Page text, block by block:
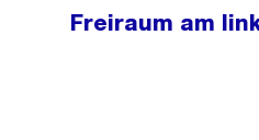
Freiraum am